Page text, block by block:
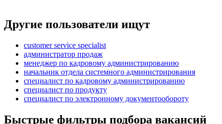
Другие пользователи ищут
customer service specialist
администратор продаж
менеджер по кадровому администрированию
начальник отдела системного администрирования
специалист по кадровому администрированию
специалист по продукту
специалист по электронному документообороту
Быстрые фильтры подбора вакансий